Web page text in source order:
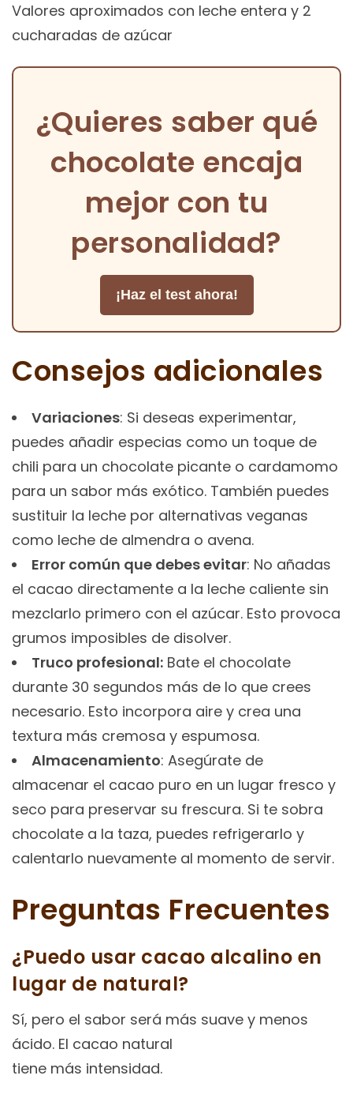
Valores aproximados con leche entera y 2
cucharadas de azúcar
¿Quieres saber qué
chocolate encaja
mejor con tu
personalidad?
¡Haz el test ahora!
Consejos adicionales
Variaciones: Si deseas experimentar,
puedes añadir especias como un toque de
chili para un chocolate picante o cardamomo
para un sabor más exótico. También puedes
sustituir la leche por alternativas veganas
como leche de almendra o avena.
Error común que debes evitar: No añadas
el cacao directamente a la leche caliente sin
mezclarlo primero con el azúcar. Esto provoca
grumos imposibles de disolver.
Truco profesional: Bate el chocolate
durante 30 segundos más de lo que crees
necesario. Esto incorpora aire y crea una
textura más cremosa y espumosa.
Almacenamiento: Asegúrate de
almacenar el cacao puro en un lugar fresco y
seco para preservar su frescura. Si te sobra
chocolate a la taza, puedes refrigerarlo y
calentarlo nuevamente al momento de servir.
Preguntas Frecuentes
¿Puedo usar cacao alcalino en
lugar de natural?
Sí, pero el sabor será más suave y menos
ácido. El cacao natural
tiene más intensidad.